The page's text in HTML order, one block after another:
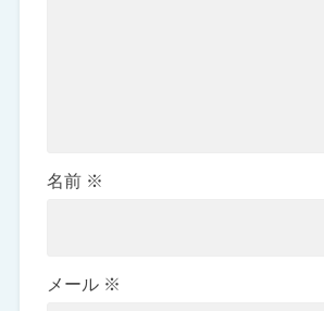
名前 ※
メール ※